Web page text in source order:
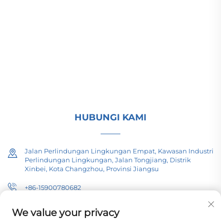
HUBUNGI KAMI
Jalan Perlindungan Lingkungan Empat, Kawasan Industri
Perlindungan Lingkungan, Jalan Tongjiang, Distrik
Xinbei, Kota Changzhou, Provinsi Jiangsu
+86-15900780682
[email protected]
We value your privacy